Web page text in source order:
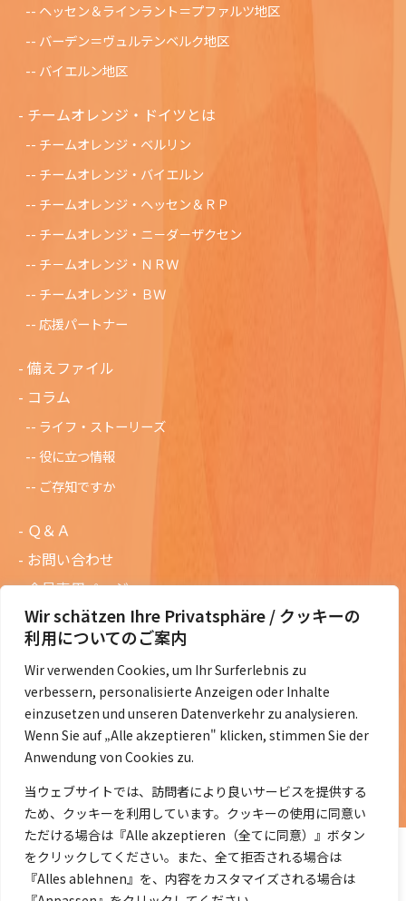
Wir schätzen Ihre Privatsphäre / クッキーの
利用についてのご案内
Wir verwenden Cookies, um Ihr Surferlebnis zu
verbessern, personalisierte Anzeigen oder Inhalte
einzusetzen und unseren Datenverkehr zu analysieren.
Wenn Sie auf „Alle akzeptieren" klicken, stimmen Sie der
Anwendung von Cookies zu.
当ウェブサイトでは、訪問者により良いサービスを提供する
ため、クッキーを利用しています。クッキーの使用に同意い
ただける場合は『Alle akzeptieren（全てに同意）』ボタン
をクリックしてください。また、全て拒否される場合は
『Alles ablehnen』を、内容をカスタマイズされる場合は
ヘッセン＆ラインラント＝プファルツ地区
バーデン＝ヴュルテンベルク地区
バイエルン地区
チームオレンジ・ドイツとは
チームオレンジ・ベルリン
チームオレンジ・バイエルン
チームオレンジ・ヘッセン＆ＲＰ
チームオレンジ・ニ－ダ－ザクセン
チ－ムオレンジ・ＮＲＷ
チームオレンジ・ＢＷ
応援パートナー
備えファイル
コラム
ライフ・ストーリーズ
役に立つ情報
ご存知ですか
Ｑ＆Ａ
お問い合わせ
会員専用ページ
ニュースレターバックナンバー
過去の講演資料
総会議事録
定款・会費規定など
コラムの紹介
コラム一覧